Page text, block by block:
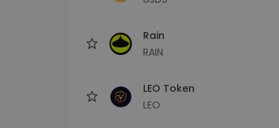
Rain
RAIN
LEO Token
LEO